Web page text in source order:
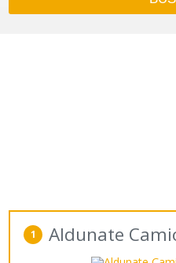
1 Aldunate